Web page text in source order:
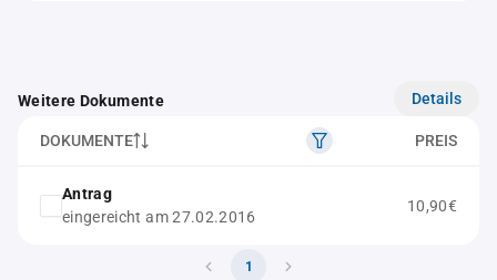
Weitere Dokumente Details
DOKUMENTE PREIS
Antrag
eingereicht am 27.02.2016
10,90€
1